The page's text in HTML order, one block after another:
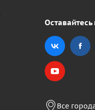
Оставайтесь
Все